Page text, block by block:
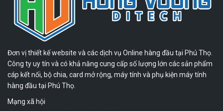
Đơn vị thiết kế website và các dịch vụ Online hàng đầu tại Phú Thọ.
Công ty uy tín và có khả năng cung cấp số lượng lớn các sản phẩm
cáp kết nối, bộ chia, card mở rộng, máy tính và phụ kiện máy tính
hàng đầu tại Phú Thọ.
Mạng xã hội